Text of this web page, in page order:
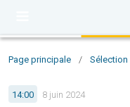
Page principale / Sélection
14:00 8 juin 2024